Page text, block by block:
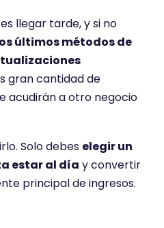
llegar tarde, y si no
últimos métodos de
gran cantidad de
acudirán a otro negocio
Solo debes elegir un
estar al día y convertir
principal de ingresos.